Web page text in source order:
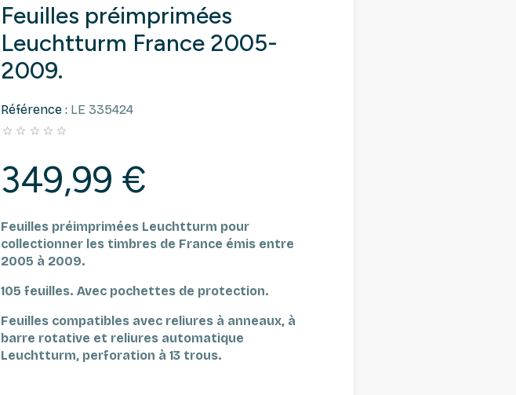
Feuilles préimprimées
Leuchtturm France 2005-
2009.
Référence : LE 335424
    
349,99 €
Feuilles préimprimées Leuchtturm pour
collectionner les timbres de France émis entre
2005 à 2009.
105 feuilles. Avec pochettes de protection.
Feuilles compatibles avec reliures à anneaux, à
barre rotative et reliures automatique
Leuchtturm, perforation à 13 trous.